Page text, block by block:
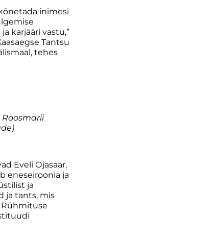
inimesi
karjääri vastu,”
Tantsu
tehes
Roosmarii
Eveli Ojasaar,
eneseiroonia ja
ja
ja tants, mis
Rühmituse